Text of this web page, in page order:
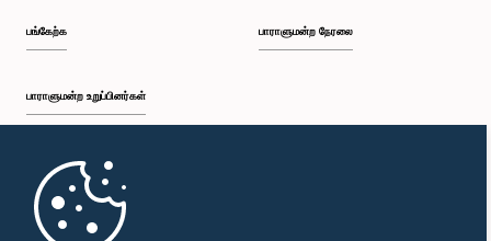
பங்கேற்க
பாராளுமன்ற உறுப்பினர்கள்
முதற்பக்கம்
பாராளுமன்ற நேரலை